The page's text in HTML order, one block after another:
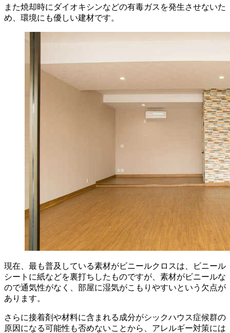
また焼却時にダイオキシンなどの有毒ガスを発生させないた
め、環境にも優しい建材です。
現在、最も普及している素材がビニールクロスは、ビニール
シートに紙などを裏打ちしたものですが、素材がビニールな
ので通気性がなく、部屋に湿気がこもりやすいという欠点が
あります。
さらに接着剤や材料に含まれる成分がシックハウス症候群の
原因になる可能性も否めないことから、アレルギー対策には